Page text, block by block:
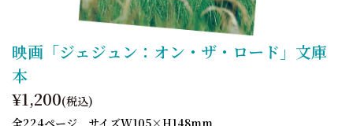
映画「ジェジュン：オン・ザ・ロード」文庫
本
¥1,200(税込)
全224ページ サイズW105×H148mm